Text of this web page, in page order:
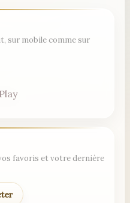
sur mobile comme sur
favoris et votre dernière